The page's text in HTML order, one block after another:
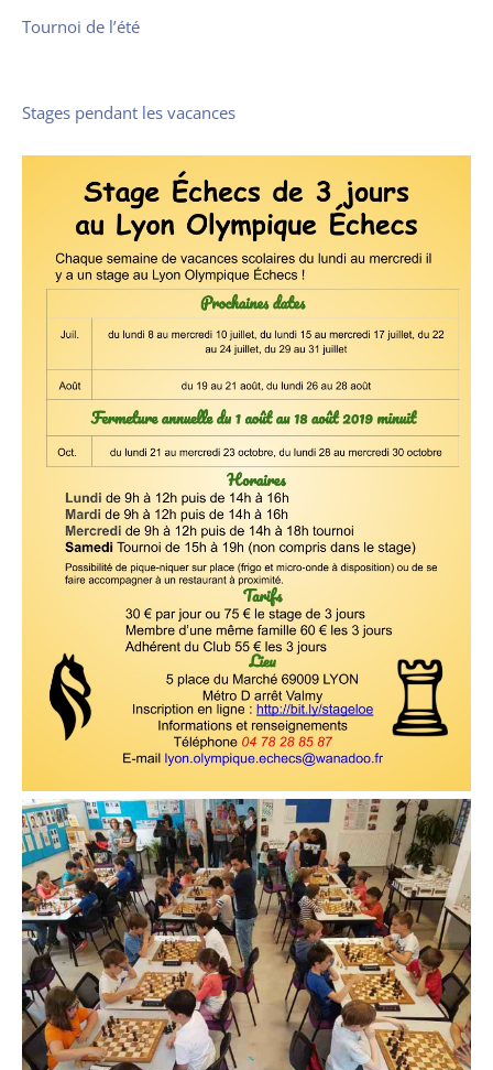
Tournoi de l’été
Stages pendant les vacances